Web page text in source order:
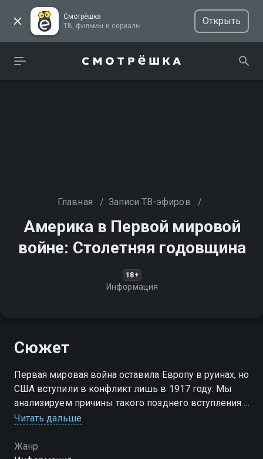
Смотрёшка
ТВ, фильмы и сериалы
Открыть
Главная / Записи ТВ-эфиров /
Америка в Первой мировой
войне: Столетняя годовщина
18+
Информация
Сюжет
Первая мировая война оставила Европу в руинах, но
США вступили в конфликт лишь в 1917 году. Мы
анализируем причины такого позднего вступления и
вспоминаем ключевые события тех лет
Читать дальше
Жанр